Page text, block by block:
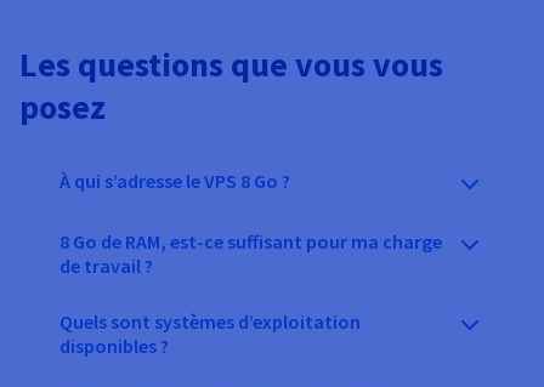
Les questions que vous vous
posez
À qui s’adresse le VPS 8 Go ?
8 Go de RAM, est-ce suffisant pour ma charge
de travail ?
Quels sont systèmes d’exploitation
disponibles ?